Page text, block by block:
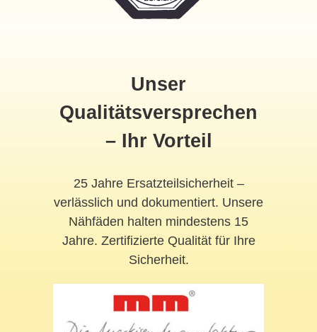
Unser
Qualitätsversprechen
– Ihr Vorteil
25 Jahre Ersatzteilsicherheit –
verlässlich und dokumentiert. Unsere
Nähfäden halten mindestens 15
Jahre. Zertifizierte Qualität für Ihre
Sicherheit.